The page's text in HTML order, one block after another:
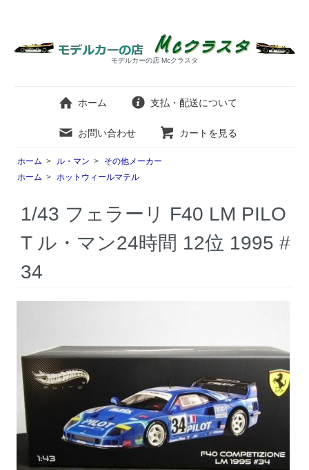
モデルカーの店 Mcクラスタ
ホーム 支払・配送について
お問い合わせ カートを見る
ホーム > ル・マン >
その他メーカー
ホーム > ホットウィールマテル
1/43 フェラーリ F40 LM PILO
T ル・マン24時間 12位 1995 #
34